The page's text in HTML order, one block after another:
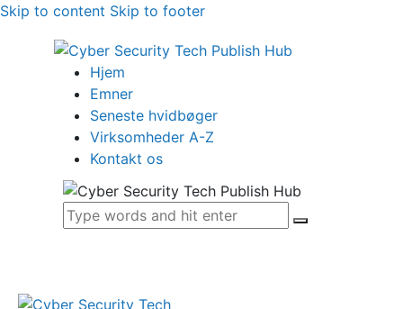
Skip to content Skip to footer
Hjem
Emner
Seneste hvidbøger
Virksomheder A-Z
Kontakt os